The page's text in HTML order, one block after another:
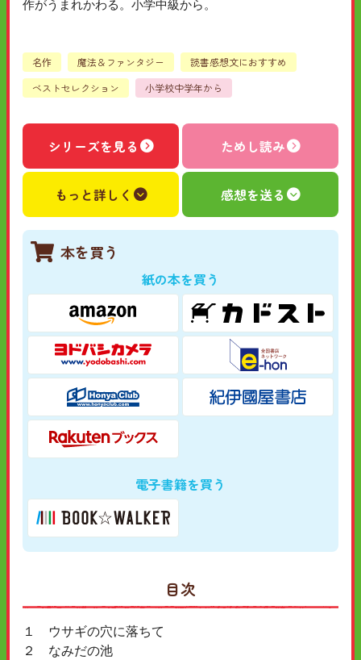
作がうまれかわる。小学中級から。
名作 魔法＆ファンタジー
読書感想文におすすめ
ベストセレクション
小学校中学年から
シリーズを見る ためし読み
もっと詳しく 感想を送る
本を買う
紙の本を買う
電子書籍を買う
目次
１ ウサギの穴に落ちて
２ なみだの池